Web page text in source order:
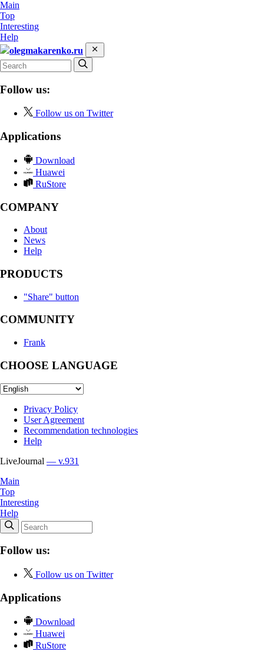
Main
Top
Interesting
Help
olegmakarenko.ru
Follow us:
Follow us on Twitter
Applications
Download
Huawei
RuStore
COMPANY
About
News
Help
PRODUCTS
"Share" button
COMMUNITY
Frank
CHOOSE LANGUAGE
Privacy Policy
User Agreement
Recommendation technologies
Help
LiveJournal — v.931
Main
Top
Interesting
Help
Follow us:
Follow us on Twitter
Applications
Download
Huawei
RuStore